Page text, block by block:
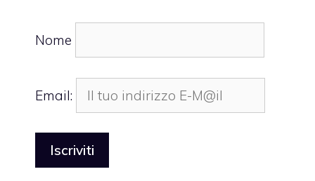
Nome
Email: